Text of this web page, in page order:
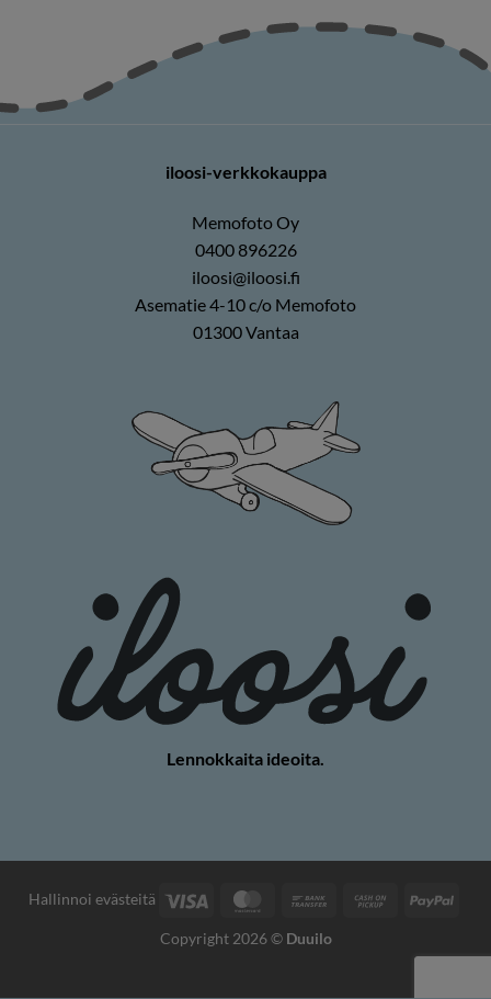
iloosi-verkkokauppa
Memofoto Oy
0400 896226
iloosi@iloosi.fi
Asematie 4-10 c/o Memofoto
01300 Vantaa
Lennokkaita ideoita.
Hallinnoi evästeitä Visa MasterCardPankkisiirtoKäteisellä
Copyright 2026 © Duuilo